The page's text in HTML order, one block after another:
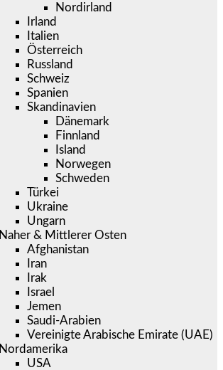
Nordirland
Irland
Italien
Österreich
Russland
Schweiz
Spanien
Skandinavien
Dänemark
Finnland
Island
Norwegen
Schweden
Türkei
Ukraine
Ungarn
Naher & Mittlerer Osten
Afghanistan
Iran
Irak
Israel
Jemen
Saudi-Arabien
Vereinigte Arabische Emirate (UAE)
Nordamerika
USA